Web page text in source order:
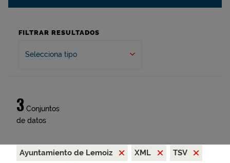
FILTRAR RESULTADOS
Selecciona tipo
3 Conjuntos
de datos
Ayuntamiento de Lemoiz XML
TSV